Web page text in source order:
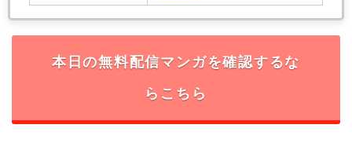
本日の無料配信マンガを確認するな
らこちら